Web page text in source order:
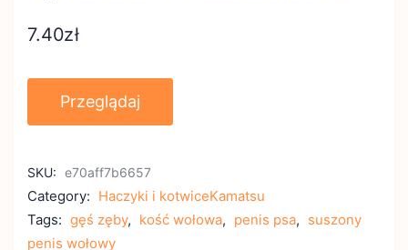
7.40zł
Przeglądaj
SKU: e70aff7b6657
Category: Haczyki i kotwiceKamatsu
Tags: gęś zęby, kość wołowa, penis psa, suszony
penis wołowy